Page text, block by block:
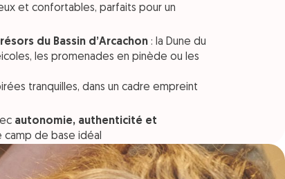
et confortables, parfaits pour un
du Bassin d’Arcachon: la Dune du
les promenades en pinède ou les
tranquilles, dans un cadre empreint
autonomie, authenticité et
de base idéal